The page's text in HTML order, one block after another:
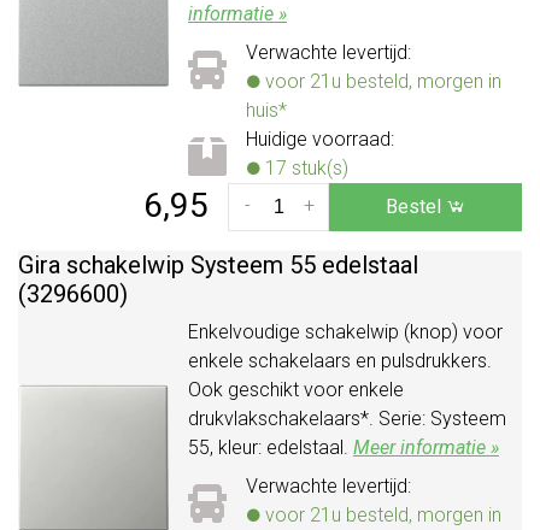
informatie »
Verwachte levertijd:
voor 21u besteld, morgen in
huis*
Huidige voorraad:
17 stuk(s)
6,95 +
- Bestel
Gira schakelwip Systeem 55 edelstaal
(3296600)
Enkelvoudige schakelwip (knop) voor
enkele schakelaars en pulsdrukkers.
Ook geschikt voor enkele
drukvlakschakelaars*. Serie: Systeem
55, kleur: edelstaal. Meer informatie »
Verwachte levertijd:
voor 21u besteld, morgen in